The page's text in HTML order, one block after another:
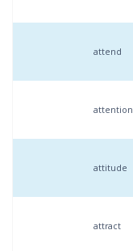
attend
attention
attitude
attract